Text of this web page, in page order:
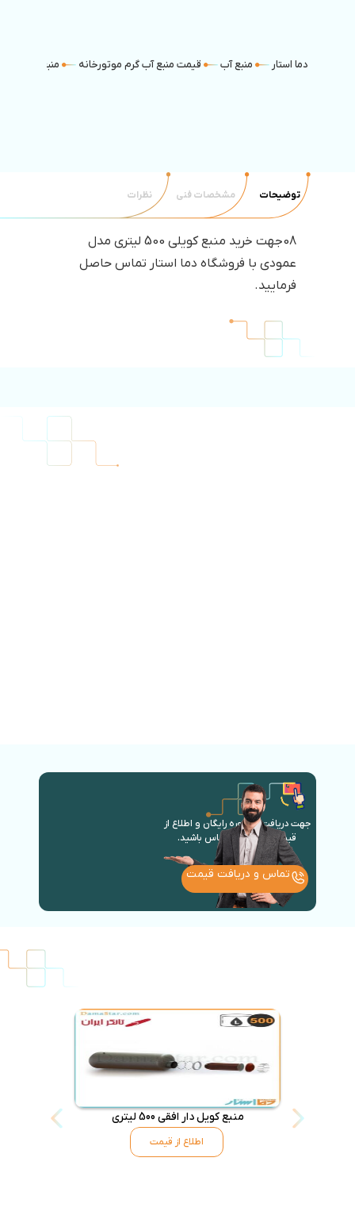
دما استار منبع آب قیمت منبع آب گرم موتورخانه منبع کویل دار
توضیحات مشخصات فنی نظرات
08جهت خرید منبع کویلی 500 لیتری مدل
عمودی با فروشگاه دما استار تماس حاصل
فرمایید.
جهت دریافت مشاوره رایگان و اطلاع از
قیمت روز با ما در تماس باشید.
تماس و دریافت قیمت
منبع کویل دار افقی 500 لیتری
اطلاع از قیمت